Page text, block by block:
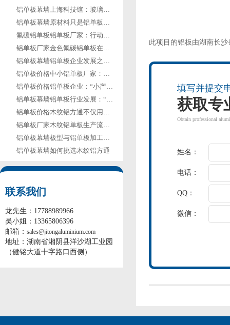
铝单板幕墙上海科技馆：玻璃与铝单板的结合
铝单板幕墙原材料只是铝单板价格波动原因之一
氟碳铝单板铝单板厂家：行动重于言语
铝单板厂家金色氟碳铝单板在河南艺术中心的应用
铝单板幕墙铝单板企业发展之路没有固定模式
铝单板价格中小铝单板厂家：路在脚下
铝单板价格铝单板企业：“小产品”获取大市场
铝单板幕墙铝单板行业发展：“万变不离其宗”
铝单板价格木纹铝方通不仅用于室内吊顶
铝单板厂家木纹铝单板生产流程有何特殊之处
铝单板幕墙板型与铝单板加工周期的关系
铝单板幕墙如何挑选木纹铝方通
联系我们
龙先生：17788989966
吴小姐：13365806396
邮箱： sales@jitongaluminium.com
地址：湖南省湘阴县洋沙湖工业园
（健铭大道十字路口西侧）
此项目的铝板由湖南长沙
填写并提交
获取专
Obtain professional
姓名：
电话：
QQ：
微信：